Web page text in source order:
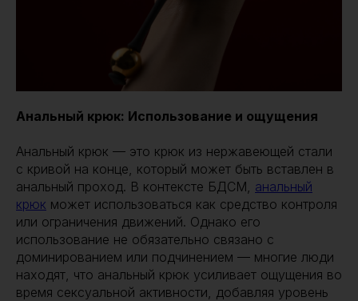
Анальный крюк: Использование и ощущения
Анальный крюк — это крюк из нержавеющей стали
с кривой на конце, который может быть вставлен в
анальный проход. В контексте БДСМ, анальный
крюк может использоваться как средство контроля
или ограничения движений. Однако его
использование не обязательно связано с
доминированием или подчинением — многие люди
находят, что анальный крюк усиливает ощущения во
время сексуальной активности, добавляя уровень